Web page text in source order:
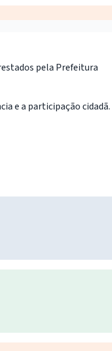
pela Prefeitura
e a participação cidadã.